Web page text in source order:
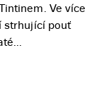
Ve více
strhující pouť